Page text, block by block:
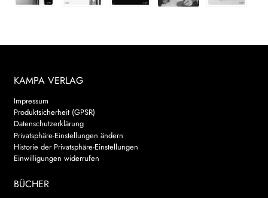
KAMPA VERLAG
Impressum
Produktsicherheit (GPSR)
Datenschutzerklärung
Privatsphäre-Einstellungen ändern
Historie der Privatsphäre-Einstellungen
Einwilligungen widerrufen
BÜCHER